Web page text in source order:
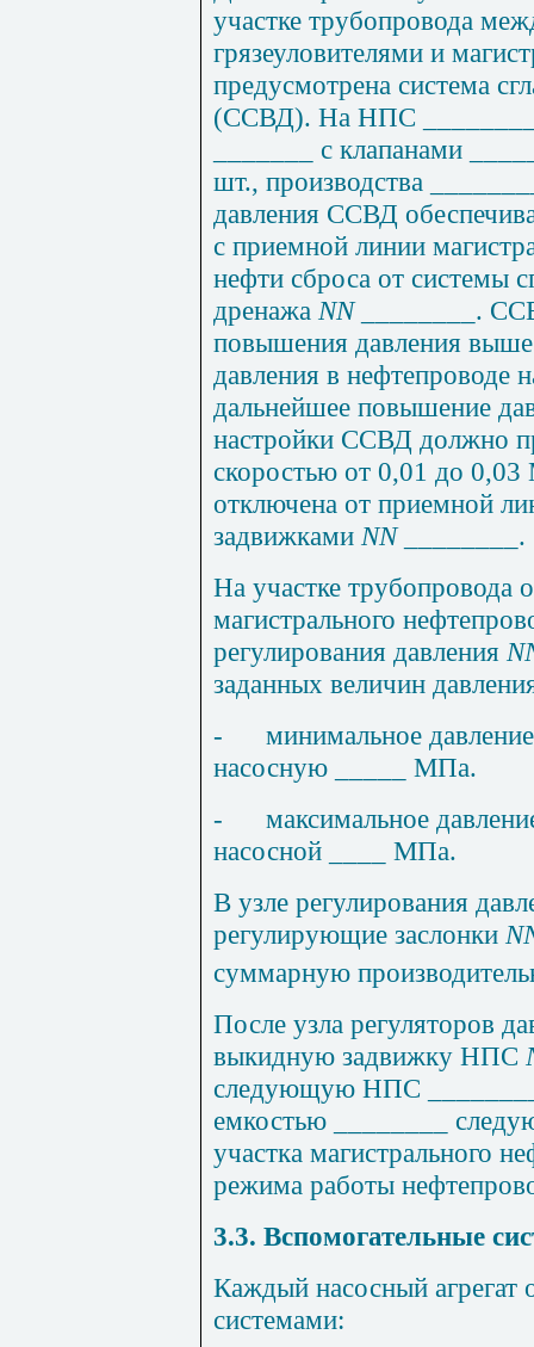
участке трубопровода
грязеуловителями и
предусмотрена система
(ССВД). На НПС
_______ с клапанами
шт., производства
давления ССВД
с приемной линии
нефти сброса от системы
дренажа NN
________.
повышения давления
давления в нефтепроводе
дальнейшее повышение
настройки ССВД должно
скоростью от 0,01 до
отключена от приемной
задвижками NN
________.
На участке трубопровода
магистрального
регулирования давления
заданных величин
-
минимальное
насосную _____ МПа.
-
максимальное
насосной ____ МПа.
В узле регулирования
регулирующие заслонки
суммарную
После узла регуляторов
выкидную задвижку НПС
следующую НПС
емкостью ________
участка магистрального
режима работы
3.3. Вспомогательные
Каждый насосный агрегат
системами: